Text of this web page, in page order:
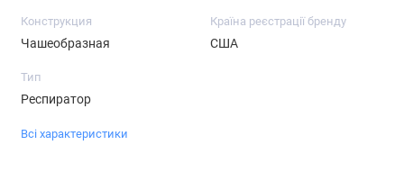
Конструкция
Чашеобразная
Країна реєстрації бренду
США
Тип
Респиратор
Всі характеристики